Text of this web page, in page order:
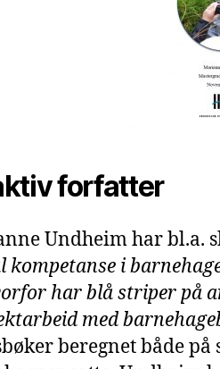
forfatter
Undheim har bl.a.
kompetanse i
har blå striper på
med
beregnet både på